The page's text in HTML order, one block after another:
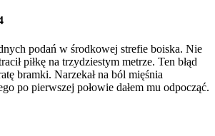
podań w środkowej strefie boiska. Nie
piłkę na trzydziestym metrze. Ten błąd
bramki. Narzekał na ból mięśnia
po pierwszej połowie dałem mu odpocząć.